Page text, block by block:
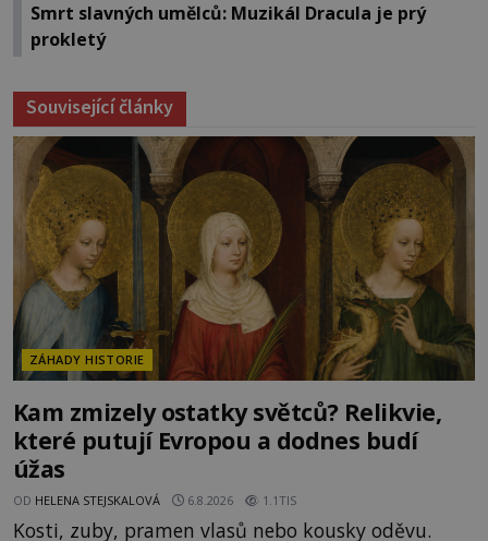
Smrt slavných umělců: Muzikál Dracula je prý
prokletý
Související články
ZÁHADY HISTORIE
Kam zmizely ostatky světců? Relikvie,
které putují Evropou a dodnes budí
úžas
OD HELENA STEJSKALOVÁ 6.8.2026 1.1TIS
Kosti, zuby, pramen vlasů nebo kousky oděvu.